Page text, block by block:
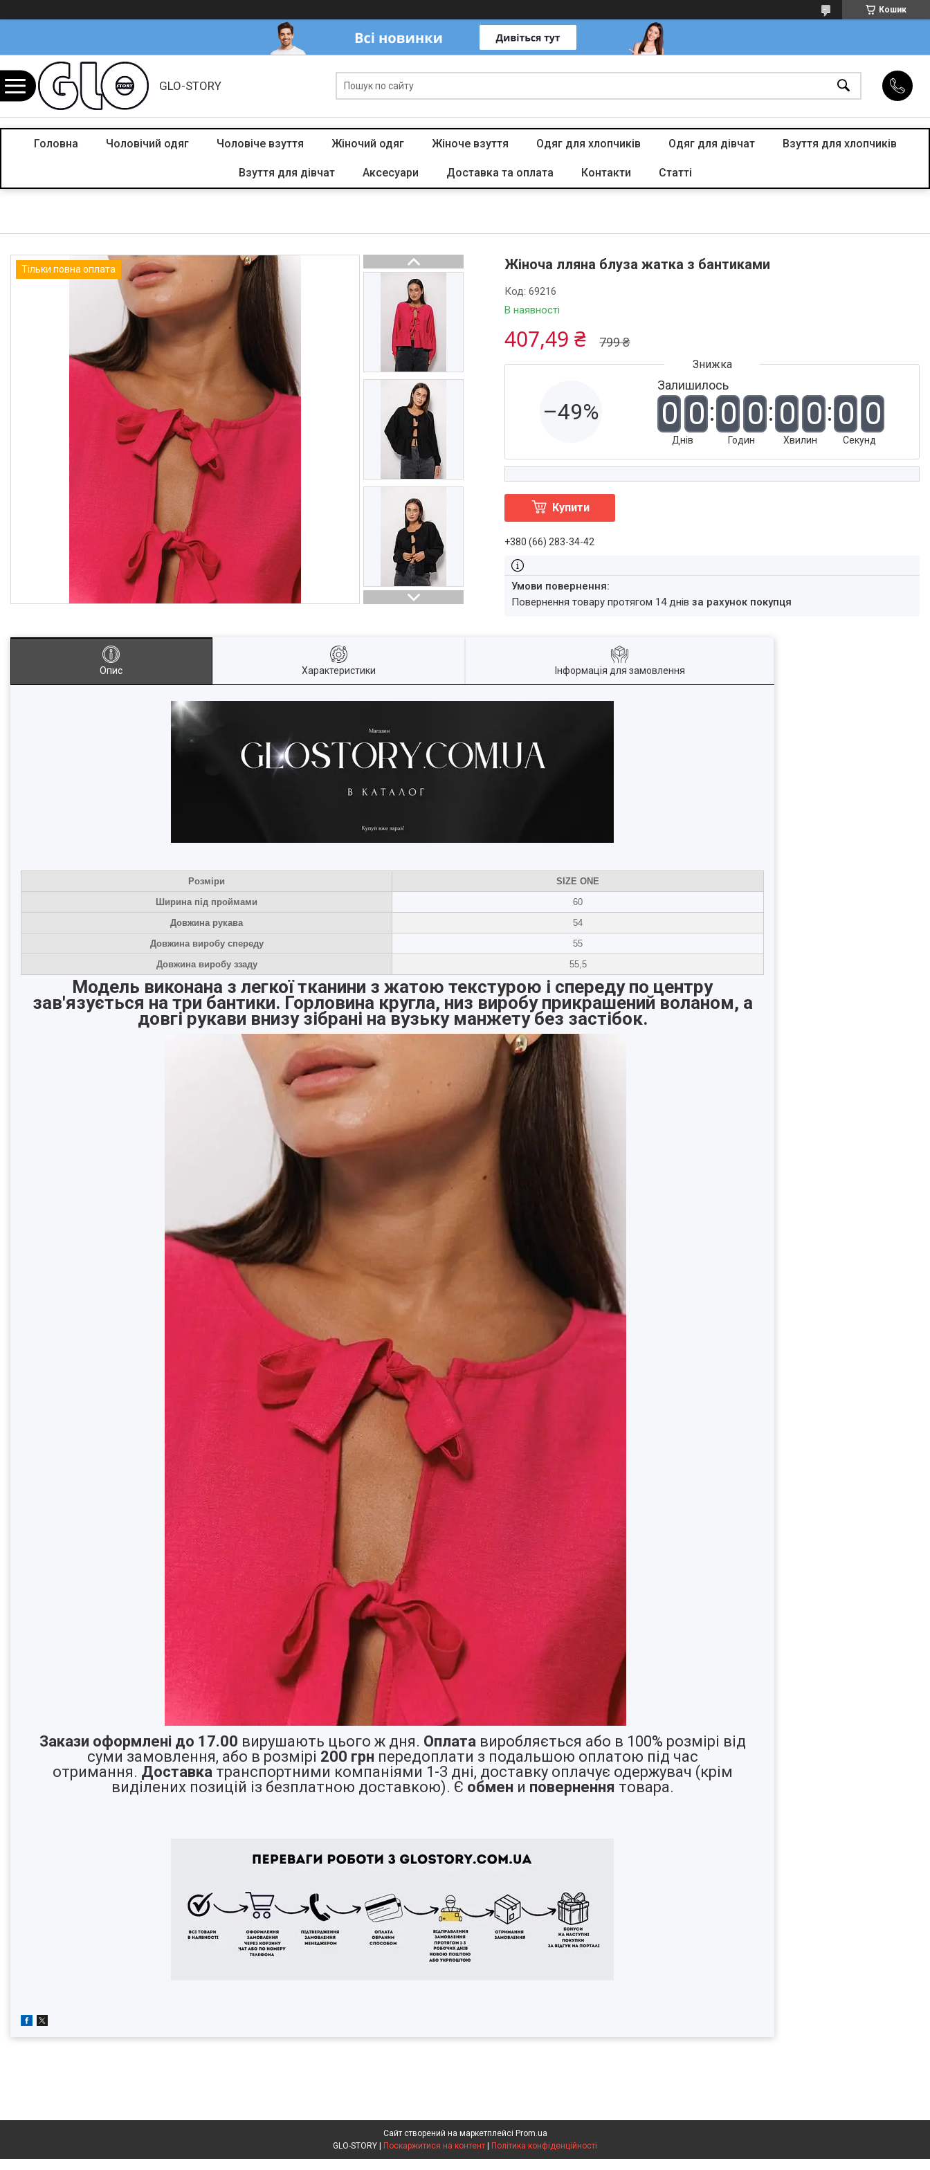
Кошик
GLO-STORY
Головна Чоловічий одяг Чоловіче взуття Жіночий одяг Жіноче взуття Одяг для хлопчиків Одяг для дівчат Взуття для хлопчиків
Взуття для дівчат Аксесуари Доставка та оплата Контакти Статті
Тільки повна оплата Жіноча лляна блуза жатка з бантиками
В наявності
Код:69216
799 ₴
407,49 ₴
–49%
Залишилось
0 0
Днів
0 0
Годин
0 0
Хвилин
0 0
Секунд
Купити
+380 (66) 283-34-42
повернення товару протягом 14 днівза рахунок покупця
Опис Характеристики Інформація для замовлення
Розміри
SIZE ONE
Ширина під проймами
60
Довжина рукава
54
Довжина виробу спереду
55
Довжина виробу ззаду
55,5
Модель виконана з легкої тканини з жатою текстурою і спереду по центру
зав'язується на три бантики. Горловина кругла, низ виробу прикрашений воланом, а
довгі рукави внизу зібрані на вузьку манжету без застібок.
Закази оформлені до 17.00 вирушають цього ж дня. Оплатавиробляється або в 100% розмірі від
суми замовлення, або в розмірі 200 грн передоплати з подальшою оплатою під час
отримання. Доставкатранспортними компаніями 1-3 дні, доставку оплачує одержувач (крім
виділених позицій із безплатною доставкою). Є обмен и повернення товара.
Сайт створений на маркетплейсі Prom.ua
Поскаржитися на контент Політика конфіденційності